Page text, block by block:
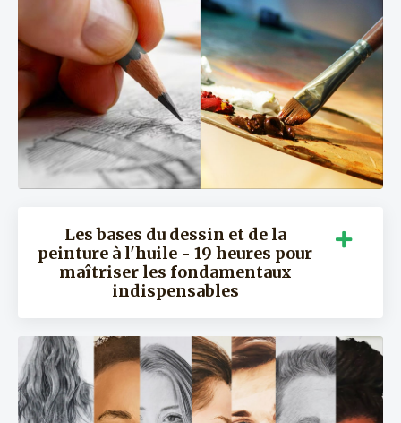
Les bases du dessin et de la
peinture à l'huile - 19 heures pour
maîtriser les fondamentaux
indispensables